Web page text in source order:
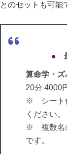
とのセットも可能
●
算命学・ズ
20分
※ シート
ください。
※ 複数名
です。